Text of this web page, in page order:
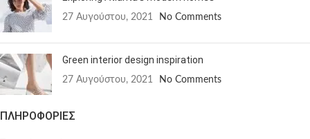
27 Αυγούστου, 2021 No Comments
Green interior design inspiration
27 Αυγούστου, 2021 No Comments
ΠΛΗΡΟΦΟΡΙΕΣ